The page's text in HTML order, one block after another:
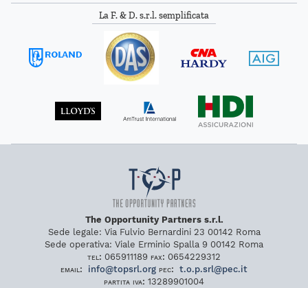
La F. & D. s.r.l. semplificata
The Opportunity Partners s.r.l.
Sede legale: Via Fulvio Bernardini 23 00142 Roma
Sede operativa: Viale Erminio Spalla 9 00142 Roma
tel: 065911189 fax: 0654229312
email:
info@topsrl.org pec: t.o.p.srl@pec.it
partita iva: 13289901004